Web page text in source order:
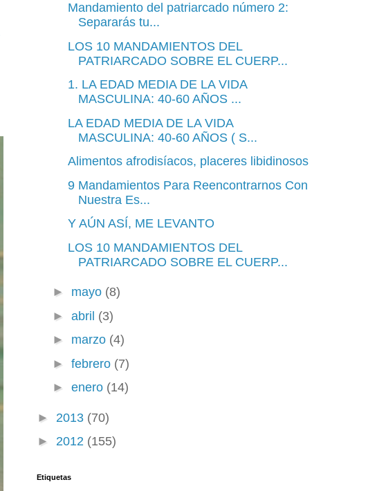
Mandamiento del patriarcado número 2:
Separarás tu...
LOS 10 MANDAMIENTOS DEL
PATRIARCADO SOBRE EL CUERP...
1. LA EDAD MEDIA DE LA VIDA
MASCULINA: 40-60 AÑOS ...
LA EDAD MEDIA DE LA VIDA
MASCULINA: 40-60 AÑOS ( S...
Alimentos afrodisíacos, placeres libidinosos
9 Mandamientos Para Reencontrarnos Con
Nuestra Es...
Y AÚN ASÍ, ME LEVANTO
LOS 10 MANDAMIENTOS DEL
PATRIARCADO SOBRE EL CUERP...
► mayo (8)
► abril (3)
► marzo (4)
► febrero (7)
► enero (14)
► 2013 (70)
► 2012 (155)
Etiquetas